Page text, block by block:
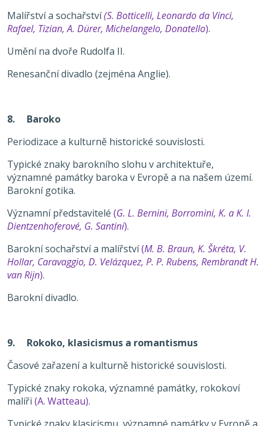
Malířství a sochařství(S. Botticelli, Leonardo da Vinci,
Rafael, Tizian, A. Dürer, Michelangelo, Donatello).
Umění na dvoře Rudolfa II.
Renesanční divadlo (zejména Anglie).
8. Baroko
Periodizace a kulturně historické souvislosti.
Typické znaky barokního slohu v architektuře,
významné památky baroka v Evropě a na našem území.
Barokní gotika.
Významní představitelé (G. L. Bernini, Borromini, K. a K. I.
Dientzenhoferové, G. Santini).
Barokní sochařství a malířství(M. B. Braun, K. Škréta, V.
Hollar, Caravaggio, D. Velázquez, P. P. Rubens, Rembrandt H.
van Rijn).
Barokní divadlo.
9. Rokoko, klasicismus a romantismus
Časové zařazení a kulturně historické souvislosti.
Typické znaky rokoka, významné památky, rokokoví
malíři (A. Watteau).